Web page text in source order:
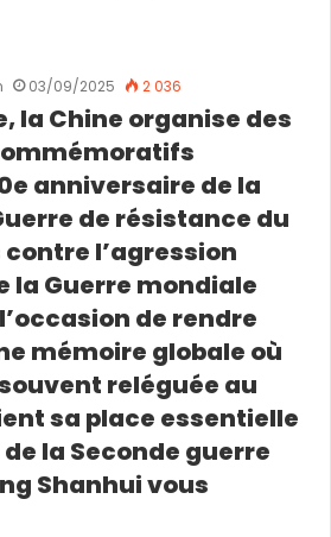
03/09/2025 2 036
la Chine organise des
anniversaire de la
de résistance du
l’agression
la Guerre mondiale
de rendre
mémoire globale où
reléguée au
sa place essentielle
la Seconde guerre
Shanhui vous